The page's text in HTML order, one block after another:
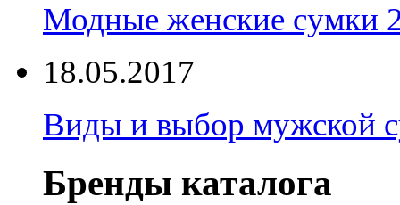
Модные женские сумки
18.05.2017
Виды и выбор мужской
Бренды каталога